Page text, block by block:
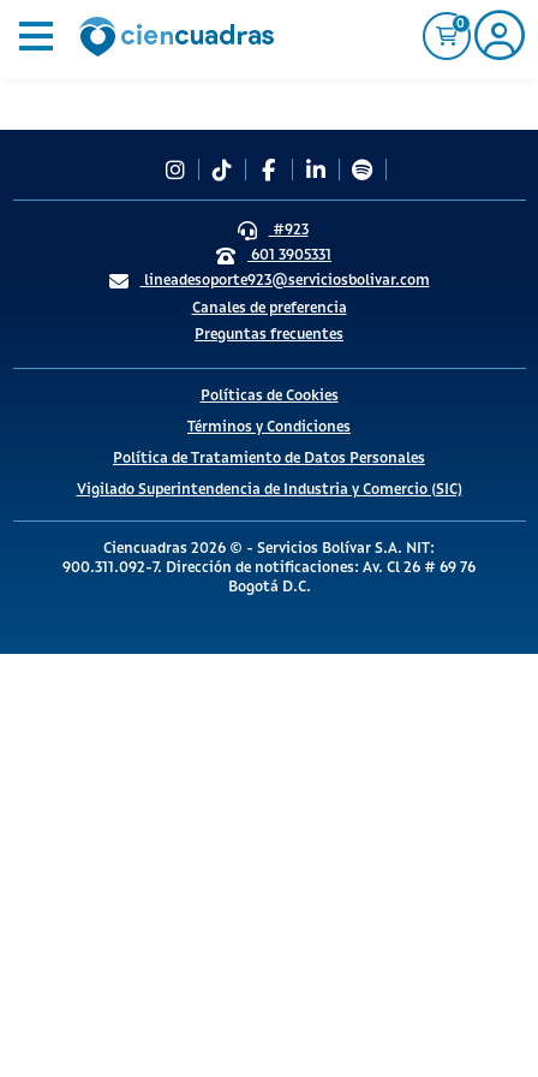
0
#923
601 3905331
lineadesoporte923@serviciosbolivar.com
Canales de preferencia
Preguntas frecuentes
Políticas de Cookies
Términos y Condiciones
Política de Tratamiento de Datos Personales
Vigilado Superintendencia de Industria y Comercio (SIC)
Ciencuadras 2026 © - Servicios Bolívar S.A. NIT:
900.311.092-7. Dirección de notificaciones: Av. Cl 26 # 69 76
Bogotá D.C.